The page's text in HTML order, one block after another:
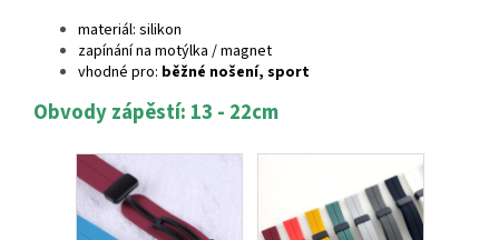
materiál: silikon
zapínání na motýlka / magnet
vhodné pro: běžné nošení, sport
Obvody zápěstí: 13 - 22cm